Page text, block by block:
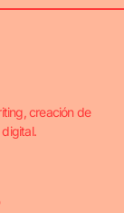
creación de